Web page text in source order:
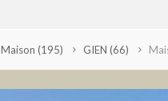
Maison (195) GIEN (66)